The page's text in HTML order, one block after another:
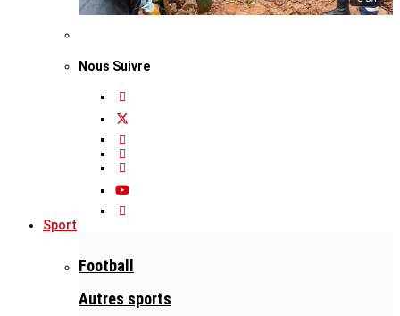
Nous Suivre
Sport
Football
Autres sports